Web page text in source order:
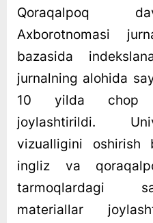
Qoraqalpoq
Axborotnomasi
bazasida
jurnalning alohida
10 yilda chop
joylashtirildi.
vizualligini oshirish
ingliz va
tarmoqlardagi
materiallar